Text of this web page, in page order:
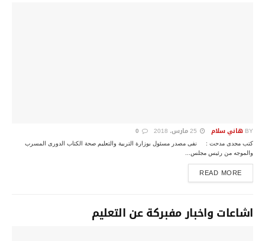
BY هاني سلام
كتب مجدى مدحت : نفى مصدر مسئول بوزارة التربية والتعليم صحة الكتاب الدورى المسرب
والموجه من رئيس مجلس...
READ MORE
DETAILS
اشاعات واخبار مفبركة عن التعليم